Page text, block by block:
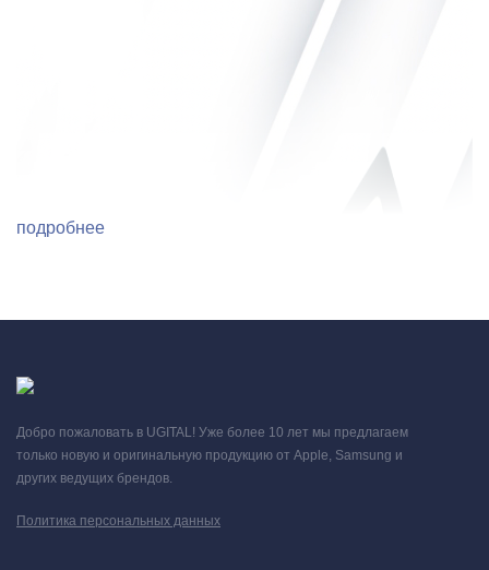
подробнее
Добро пожаловать в UGITAL! Уже более 10 лет мы предлагаем
только новую и оригинальную продукцию от Apple, Samsung и
других ведущих брендов.
Политика персональных данных